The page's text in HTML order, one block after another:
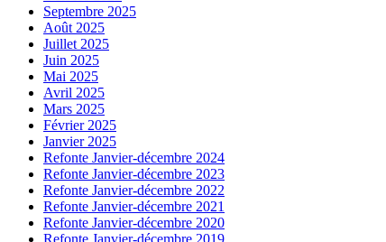
Septembre 2025
Août 2025
Juillet 2025
Juin 2025
Mai 2025
Avril 2025
Mars 2025
Février 2025
Janvier 2025
Refonte Janvier-décembre 2024
Refonte Janvier-décembre 2023
Refonte Janvier-décembre 2022
Refonte Janvier-décembre 2021
Refonte Janvier-décembre 2020
Refonte Janvier-décembre 2019